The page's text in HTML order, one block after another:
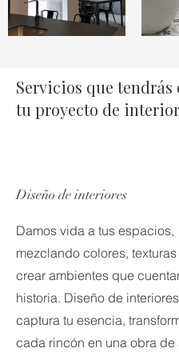
Servicios que tendrás
tu proyecto de
Diseño de interiores
Damos vida a tus espacios,
mezclando colores,
crear ambientes que
historia. Diseño de
captura tu esencia,
cada rincón en una obra de